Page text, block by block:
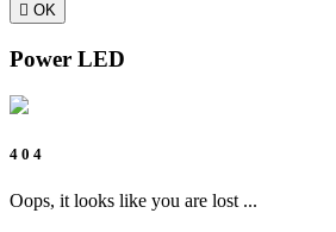
 OK
Power LED
4 0 4
Oops, it looks like you are lost ...